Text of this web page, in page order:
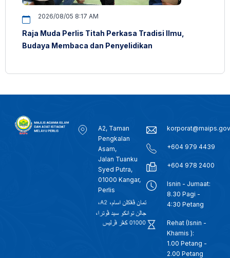
2026/08/05 8:17 AM
Raja Muda Perlis Titah Perkasa Tradisi Ilmu,
Budaya Membaca dan Penyelidikan
A2, Taman
Pengkalan
Asam,
Jalan Tuanku
Syed Putra,
01000 Kangar,
Perlis
+604 979 4439
+604 978 2400
Isnin - Jumaat:
8.30 Pagi -
4:30 Petang
Rehat (Isnin -
Khamis ):
1.00 Petang -
2.00 Petang